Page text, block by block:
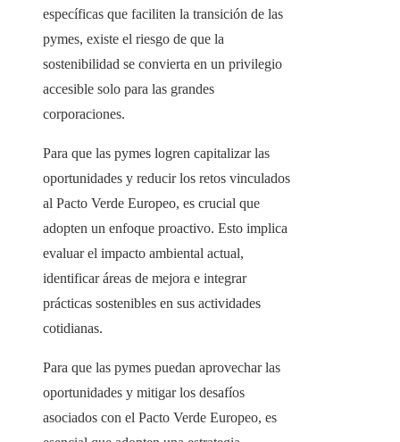
específicas que faciliten la transición de las
pymes, existe el riesgo de que la
sostenibilidad se convierta en un privilegio
accesible solo para las grandes
corporaciones.
Para que las pymes logren capitalizar las
oportunidades y reducir los retos vinculados
al Pacto Verde Europeo, es crucial que
adopten un enfoque proactivo. Esto implica
evaluar el impacto ambiental actual,
identificar áreas de mejora e integrar
prácticas sostenibles en sus actividades
cotidianas.
Para que las pymes puedan aprovechar las
oportunidades y mitigar los desafíos
asociados con el Pacto Verde Europeo, es